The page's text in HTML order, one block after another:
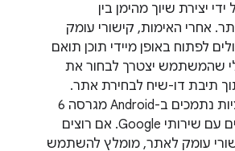
יצירת שיוך מהימן בין
אחרי האימות, קישורי עומק
לפתוח באופן מיידי תוכן תואם
שהמשתמש יצטרך לבחור את
תיבת דו-שיח לבחירת אתר.
קישורי אפליקציות נתמכים ב-Android מגרסה 6
ואילך, במכשירים עם שירותי Google. אם רוצים
עומק לאתר, מומלץ להשתמש